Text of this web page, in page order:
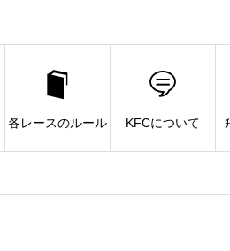
各レースのルール KFCについて